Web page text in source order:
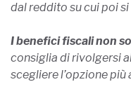
dal reddito su cui poi
I benefici fiscali non
consiglia di rivolgersi
scegliere l’opzione